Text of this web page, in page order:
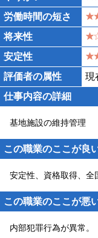
労働時間の短さ
将来性
安定性
評価者の属性
現
仕事内容の詳細
基地施設の維持管理
この職業のここが良
安定性、資格取得、全
この職業のここが悪
内部犯罪行為が異常。